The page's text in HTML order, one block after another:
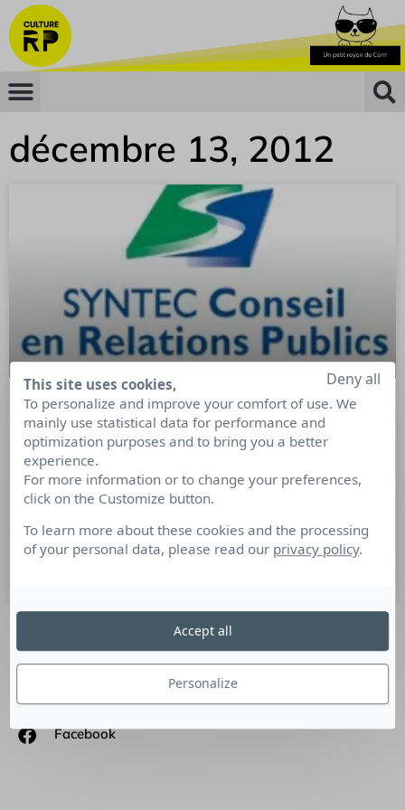
décembre 13, 2012
Metro… Melty… Marmiton des
recettes à succès
Frédéric Henry Président de FHCOM et administrateur de
le sait, en pleine ébullition.
SUIVEZ-NOUS
Facebook
This site uses cookies,
To personalize and improve your comfort of use. We
mainly use statistical data for performance and
optimization purposes and to bring you a better
experience.
For more information or to change your preferences,
click on the Customize button.
To learn more about these cookies and the processing
of your personal data, please read our privacy policy.
Personalize
Deny all
Accept all